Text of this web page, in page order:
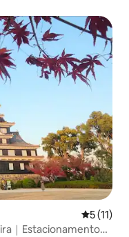
5 de uma
5 (11)
｜Estacionamento